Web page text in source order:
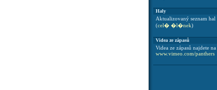
Haly
Aktualizovaný seznam hal
(cel� �l�nek)
Videa ze zápasů
Videa ze zápasů najdete na
www.vimeo.com/panthers